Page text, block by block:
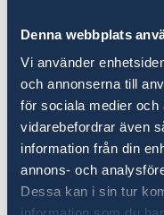
Denna webbplats
Vi använder
och annonserna till
för sociala medier
vidarebefordrar även
information från din
annons- och
Dessa kan i sin tur
E-post:
Telefon: +1 (267)
Kontakta
öppet- och
Senast uppdaterad